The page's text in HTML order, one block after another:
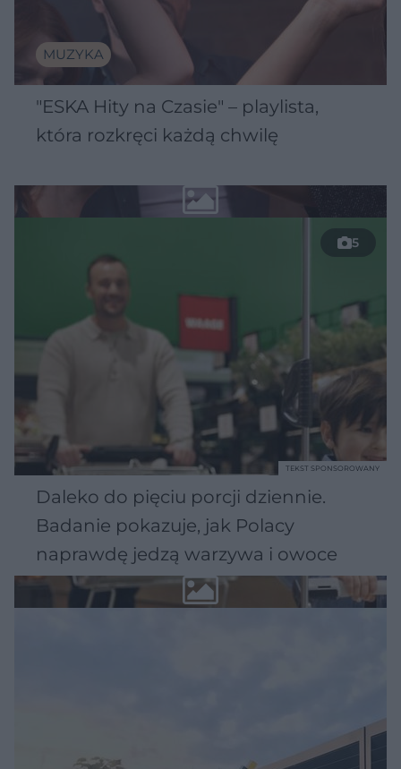
MUZYKA
"ESKA Hity na Czasie" – playlista,
która rozkręci każdą chwilę
5
Daleko do pięciu porcji dziennie.
Badanie pokazuje, jak Polacy
naprawdę jedzą warzywa i owoce
TEKST SPONSOROWANY